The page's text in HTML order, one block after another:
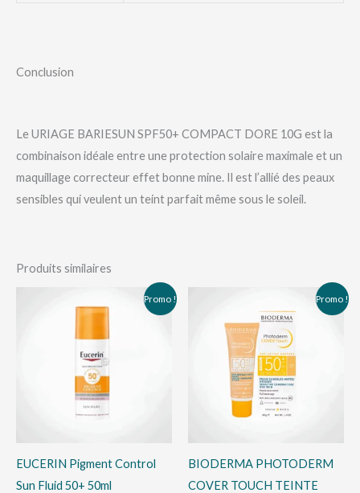
Conclusion
Le URIAGE BARIESUN SPF50+ COMPACT DORE 10G est la
combinaison idéale entre une protection solaire maximale et un
maquillage correcteur effet bonne mine. Il est l’allié des peaux
sensibles qui veulent un teint parfait même sous le soleil.
Produits similaires
Promo !
EUCERIN Pigment Control
Sun Fluid 50+ 50ml
prix
était :
prix
Promo !
BIODERMA PHOTODERM
COVER TOUCH TEINTE
initial
était :
prix